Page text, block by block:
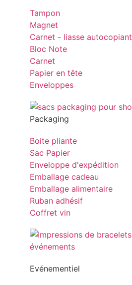
Tampon
Magnet
Carnet - liasse autocopiant
Bloc Note
Carnet
Papier en tête
Enveloppes
Packaging
Boite pliante
Sac Papier
Enveloppe d'expédition
Emballage cadeau
Emballage alimentaire
Ruban adhésif
Coffret vin
Evénementiel